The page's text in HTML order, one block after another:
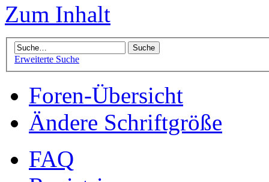
Zum Inhalt
Erweiterte Suche
Foren-Übersicht
Ändere Schriftgröße
FAQ